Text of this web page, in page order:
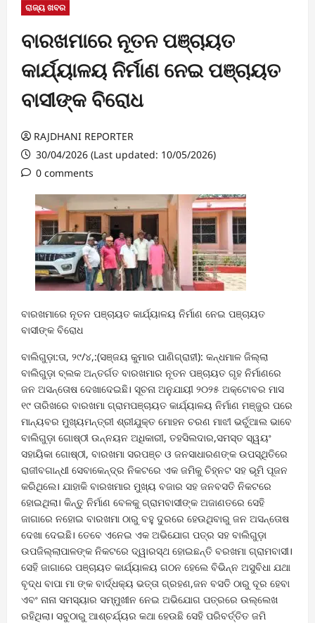
ରାଜ୍ୟ ଖବର
ବାରଖମାରେ ନୂତନ ପଞ୍ଚାୟତ
କାର୍ଯ୍ୟାଳୟ ନିର୍ମାଣ ନେଇ ପଞ୍ଚାୟତ
ବାସୀଙ୍କ ବିରୋଧ
RAJDHANI REPORTER
30/04/2026 (Last updated: 10/05/2026)
0 comments
ବାରଖମାରେ ନୂତନ ପଞ୍ଚାୟତ କାର୍ଯ୍ୟାଳୟ ନିର୍ମାଣ ନେଇ ପଞ୍ଚାୟତ
ବାସୀଙ୍କ ବିରୋଧ
ବାଲିଗୁଡ଼ା:ତା, ୨୯/୪,:(ସଞ୍ଜୟ କୁମାର ପାଣିଗ୍ରାହୀ): କନ୍ଧମାଳ ଜିଲ୍ଲା
ବାଲିଗୁଡ଼ା ବ୍ଲକ ଅନ୍ତର୍ଗତ ବାରଖମାର ନୂତନ ପଞ୍ଚାୟତ ଗୃହ ନିର୍ମାଣରେ
ଜନ ଅସନ୍ତୋଷ ଦେଖାଦେଇଛି। ସୂଚନା ଅନୁଯାୟୀ ୨୦୨୫ ଅକ୍ଟୋବର ମାସ
୧୯ ତାରିଖରେ ବାରଖମା ଗ୍ରାମପଞ୍ଚାୟତ କାର୍ଯ୍ୟାଳୟ ନିର୍ମାଣ ମଞ୍ଜୁର ପରେ
ମାନ୍ୟବର ମୁଖ୍ୟମନ୍ତ୍ରୀ ଶ୍ରୀଯୁକ୍ତ ମୋହନ ଚରଣ ମାଝୀ ଭର୍ଚୁଆଲ ଭାବେ
ବାଲିଗୁଡ଼ା ଗୋଷ୍ଠୀ ଉନ୍ନୟନ ଅଧିକାରୀ, ତହସିଲଦାର,ସମସ୍ତ ସ୍ୱୟଂ
ସହାୟିକା ଗୋଷ୍ଠୀ, ବାରଖମା ସରପଞ୍ଚ ଓ ଜନସାଧାରଣଙ୍କ ଉପସ୍ଥିତିରେ
ରାଜୀବଗାନ୍ଧୀ ସେବାକେନ୍ଦ୍ର ନିକଟରେ ଏକ ଜମିକୁ ଚିହ୍ନଟ ସହ ଭୂମି ପୂଜନ
କରିଥିଲେ। ଯାହାକି ବାରଖମାର ମୁଖ୍ୟ ବଜାର ସହ ଜନବସତି ନିକଟରେ
ହୋଇଥିଲା। କିନ୍ତୁ ନିର୍ମାଣ ବେଳକୁ ଗ୍ରାମବାସୀଙ୍କ ଅଜାଣତରେ ସେହି
ଜାଗାରେ ନହୋଇ ବାରଖମା ଠାରୁ ବହୁ ଦୁରରେ ହେଉଥିବାରୁ ଜନ ଅସନ୍ତୋଷ
ଦେଖା ଦେଇଛି। ତେବେ ଏନେଇ ଏକ ଅଭିଯୋଗ ପତ୍ର ସହ ବାଲିଗୁଡ଼ା
ଉପଜିଲ୍ଲାପାଳଙ୍କ ନିକଟରେ ଦ୍ୱାରସ୍ଥ ହୋଇଛନ୍ତି ବରଖମା ଗ୍ରାମବାସୀ।
ସେହି ଜାଗାରେ ପଞ୍ଚାୟତ କାର୍ଯ୍ୟାଳୟ ଗଠନ ହେଲେ ବିଭିନ୍ନ ଅସୁବିଧା ଯଥା
ବୃଦ୍ଧ ବାପା ମା ଙ୍କ ବାର୍ଦ୍ଧକ୍ୟ ଭତ୍ତା ଗ୍ରହଣ,ଜନ ବସତି ଠାରୁ ଦୂର ହେବା
ଏବଂ ନାନା ସମସ୍ୟାର ସମ୍ମୁଖୀନ ନେଇ ଅଭିଯୋଗ ପତ୍ରରେ ଉଲ୍ଲେଖ
ରହିଥିଲା। ସବୁଠାରୁ ଆଶ୍ଚର୍ଯ୍ୟର କଥା ହେଉଛି ସେହି ପରିବର୍ତ୍ତିତ ଜମି